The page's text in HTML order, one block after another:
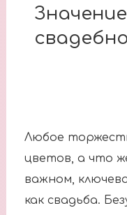
Любое
цветов, а что
важном,
как свадьба.